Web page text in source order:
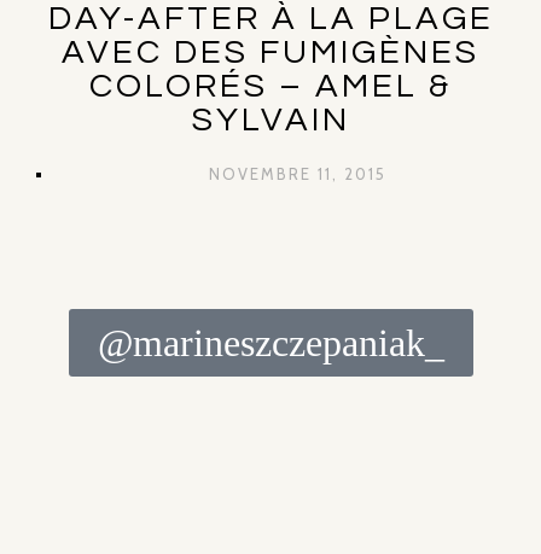
DAY-AFTER À LA PLAGE
AVEC DES FUMIGÈNES
COLORÉS – AMEL &
SYLVAIN
NOVEMBRE 11, 2015
@marineszczepaniak_